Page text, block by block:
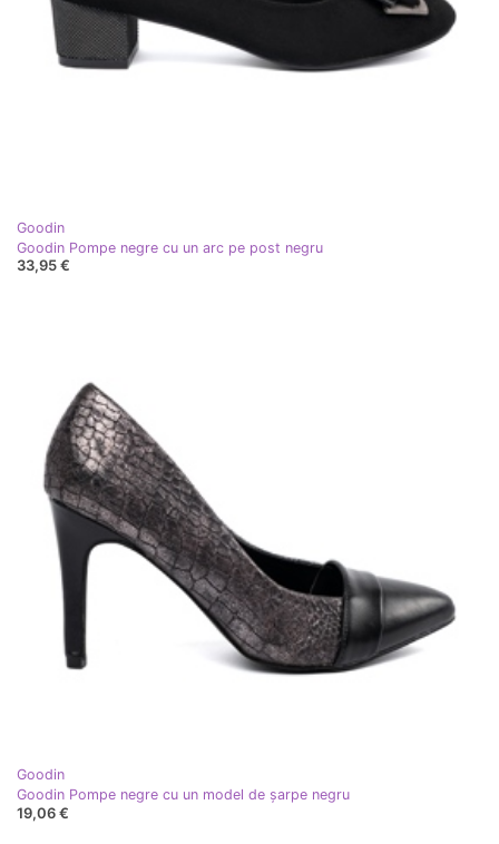
Goodin
Goodin Pompe negre cu un arc pe post negru
33,95 €
Goodin
Goodin Pompe negre cu un model de șarpe negru
19,06 €